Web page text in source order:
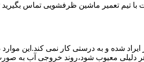
تیم تعمیر ماشین ظرفشویی تماس بگیرید
شده و به درستی کار نمی کند.این موارد
دلیلی معیوب شود،روند خروجی آب به